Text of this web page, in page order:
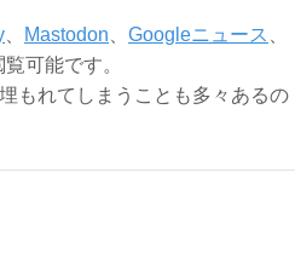
Mastodon Googleニュース
可能です。
もれてしまうことも多々あるの